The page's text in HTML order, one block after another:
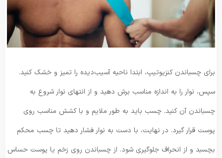
برای چسباندن کنزیوتیپ، ابتدا ناحیه آسیب‌دیده را تمیز و خشک کنید.
سپس، نوار را به اندازه مناسب برش دهید و از انتهای نوار شروع به
چسباندن آن کنید. چسب باید به طور ملایم و با کشش مناسب روی
پوست قرار گیرد. در نهایت، با دست به نوار فشار دهید تا چسب محکم
بچسبد و از انحراف جلوگیری شود. از چسباندن روی زخم یا پوست حساس